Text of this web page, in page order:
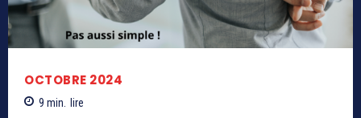
OCTOBRE 2024
9 min. lire